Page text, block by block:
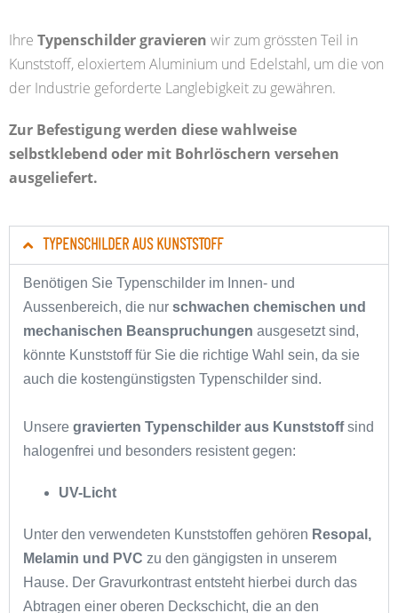
Ihre Typenschilder gravieren wir zum grössten Teil in
Kunststoff, eloxiertem Aluminium und Edelstahl, um die von
der Industrie geforderte Langlebigkeit zu gewähren.
Zur Befestigung werden diese wahlweise
selbstklebend oder mit Bohrlöschern versehen
ausgeliefert.
TYPENSCHILDER AUS KUNSTSTOFF
Benötigen Sie Typenschilder im Innen- und
Aussenbereich, die nur schwachen chemischen und
mechanischen Beanspruchungen ausgesetzt sind,
könnte Kunststoff für Sie die richtige Wahl sein, da sie
auch die kostengünstigsten Typenschilder sind.
Unsere gravierten Typenschilder aus Kunststoffsind
halogenfrei und besonders resistent gegen:
UV-Licht
Unter den verwendeten Kunststoffen gehören Resopal,
Melamin und PVC zu den gängigsten in unserem
Hause. Der Gravurkontrast entsteht hierbei durch das
Abtragen einer oberen Deckschicht, die an den